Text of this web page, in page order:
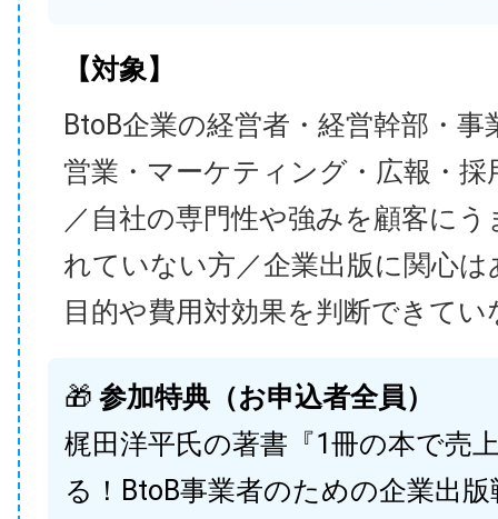
【対象】
BtoB企業の経営者・経営幹部・事
営業・マーケティング・広報・採
／自社の専門性や強みを顧客に
れていない方／企業出版に関心
目的や費用対効果を判断できてい
🎁 参加特典（お申込者全員）
梶田洋平氏の著書『1冊の本で売
る！BtoB事業者のための企業出